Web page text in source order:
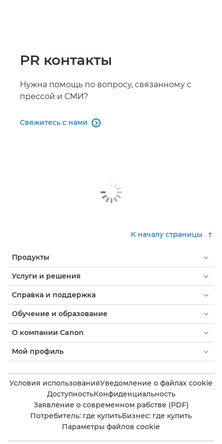
PR контакты
Нужна помощь по вопросу, связанному с
прессой и СМИ?
Свяжитесь с нами 
К началу страницы
Продукты
Услуги и решения
Справка и поддержка
Обучение и образование
О компании Canon
Мой профиль
Условия использованияУведомление о файлах cookie
ДоступностьКонфиденциальность
Заявление о современном рабстве (PDF)
Потребитель: где купитьБизнес: где купить
Параметры файлов cookie